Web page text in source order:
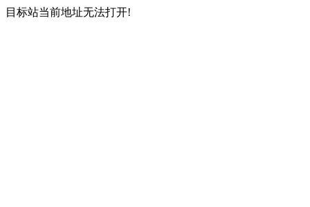
目标站当前地址无法打开!